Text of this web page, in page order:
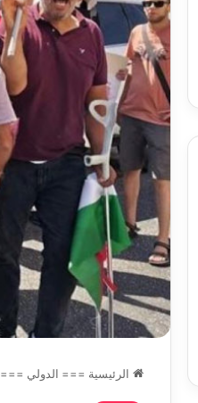
الرئيسية === الدولي ===
2026-08-07
بطل إفريقيا مع “الخضر” مهدي
طاهرات يعلن اعتزاله عن عمر 36 عاما